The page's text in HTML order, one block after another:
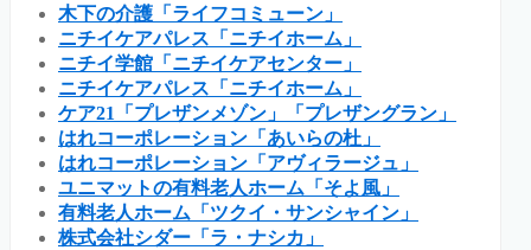
木下の介護「ライフコミューン」
ニチイケアパレス「ニチイホーム」
ニチイ学館「ニチイケアセンター」
ニチイケアパレス「ニチイホーム」
ケア21「プレザンメゾン」「プレザングラン」
はれコーポレーション「あいらの杜」
はれコーポレーション「アヴィラージュ」
ユニマットの有料老人ホーム「そよ風」
有料老人ホーム「ツクイ・サンシャイン」
株式会社シダー「ラ・ナシカ」